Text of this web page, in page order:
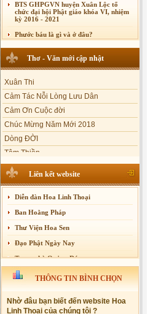
BTS GHPGVN huyện Xuân Lộc tổ
chức đại hội Phật giáo khóa VI, nhiệm
kỳ 2016 - 2021
Phước báu là gì và ở đâu?
Sự thương-ghét của con người
Cải đạo: Nguyên nhân & giải pháp
Nỗi lòng của các bệnh nhân nghèo
An Giang: Tịnh thất Quy Nguyên
phát quà từ thiện tại xã Cư Yang
Tịnh xá Ngọc Đăng khai giảng Thiền
dành cho Người bận rộn
Thơ - Văn mới cập nhật
Cảm Tác Nỗi Lòng Lưu Dân
Cảm Ơn Cuộc đời
Chúc Mừng Năm Mới 2018
Dòng ĐỜI
Tâm Thiền
Kính mừng Phật Đản
Anh không chết đâu em
Kiếp này
Liên kết website
Diễn đàn Hoa Linh Thoại
Ban Hoằng Pháp
Thư Viện Hoa Sen
Đạo Phật Ngày Nay
Trang nhà Quảng Đức
Báo Giác Ngộ
THÔNG TIN BÌNH CHỌN
Nhờ đâu bạn biết đến website Hoa
Linh Thoại của chúng tôi ?